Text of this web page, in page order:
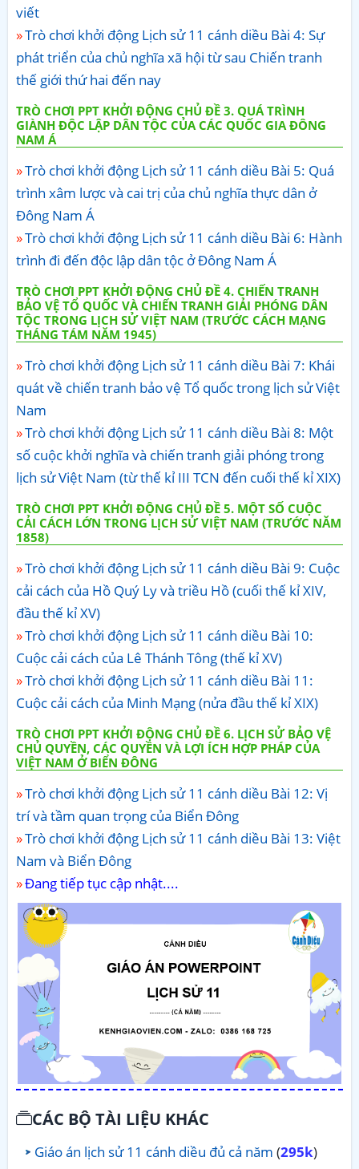
viết
Trò chơi khởi động Lịch sử 11 cánh diều Bài 4: Sự
phát triển của chủ nghĩa xã hội từ sau Chiến tranh
thế giới thứ hai đến nay
TRÒ CHƠI PPT KHỞI ĐỘNG CHỦ ĐỀ 3. QUÁ TRÌNH
GIÀNH ĐỘC LẬP DÂN TỘC CỦA CÁC QUỐC GIA ĐÔNG
NAM Á
Trò chơi khởi động Lịch sử 11 cánh diều Bài 5: Quá
trình xâm lược và cai trị của chủ nghĩa thực dân ở
Đông Nam Á
Trò chơi khởi động Lịch sử 11 cánh diều Bài 6: Hành
trình đi đến độc lập dân tộc ở Đông Nam Á
TRÒ CHƠI PPT KHỞI ĐỘNG CHỦ ĐỀ 4. CHIẾN TRANH
BẢO VỆ TỔ QUỐC VÀ CHIẾN TRANH GIẢI PHÓNG DÂN
TỘC TRONG LỊCH SỬ VIỆT NAM (TRƯỚC CÁCH MẠNG
THÁNG TÁM NĂM 1945)
Trò chơi khởi động Lịch sử 11 cánh diều Bài 7: Khái
quát về chiến tranh bảo vệ Tổ quốc trong lịch sử Việt
Nam
Trò chơi khởi động Lịch sử 11 cánh diều Bài 8: Một
số cuộc khởi nghĩa và chiến tranh giải phóng trong
lịch sử Việt Nam (từ thế kỉ III TCN đến cuối thế kỉ XIX)
TRÒ CHƠI PPT KHỞI ĐỘNG CHỦ ĐỀ 5. MỘT SỐ CUỘC
CẢI CÁCH LỚN TRONG LỊCH SỬ VIỆT NAM (TRƯỚC NĂM
1858)
Trò chơi khởi động Lịch sử 11 cánh diều Bài 9: Cuộc
cải cách của Hồ Quý Ly và triều Hồ (cuối thế kỉ XIV,
đầu thế kỉ XV)
Trò chơi khởi động Lịch sử 11 cánh diều Bài 10:
Cuộc cải cách của Lê Thánh Tông (thế kỉ XV)
Trò chơi khởi động Lịch sử 11 cánh diều Bài 11:
Cuộc cải cách của Minh Mạng (nửa đầu thế kỉ XIX)
TRÒ CHƠI PPT KHỞI ĐỘNG CHỦ ĐỀ 6. LỊCH SỬ BẢO VỆ
CHỦ QUYỀN, CÁC QUYỀN VÀ LỢI ÍCH HỢP PHÁP CỦA
VIỆT NAM Ở BIỂN ĐÔNG
Trò chơi khởi động Lịch sử 11 cánh diều Bài 12: Vị
trí và tầm quan trọng của Biển Đông
Trò chơi khởi động Lịch sử 11 cánh diều Bài 13: Việt
Nam và Biển Đông
Đang tiếp tục cập nhật....
CÁC BỘ TÀI LIỆU KHÁC
Giáo án lịch sử 11 cánh diều đủ cả năm (295k)